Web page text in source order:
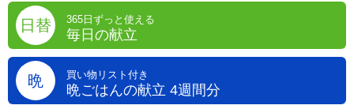
日替 365日ずっと使える
毎日の献立
晩 買い物リスト付き
晩ごはんの献立 4週間分